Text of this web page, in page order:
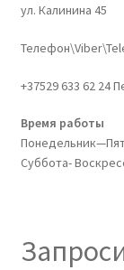
ул. Калинина 45
+37529 633 62 24
Время работы
Суббота-